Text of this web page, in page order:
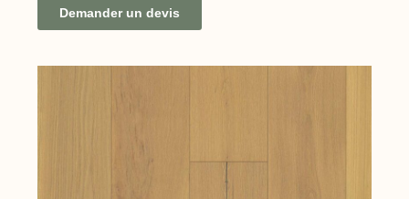
Demander un devis